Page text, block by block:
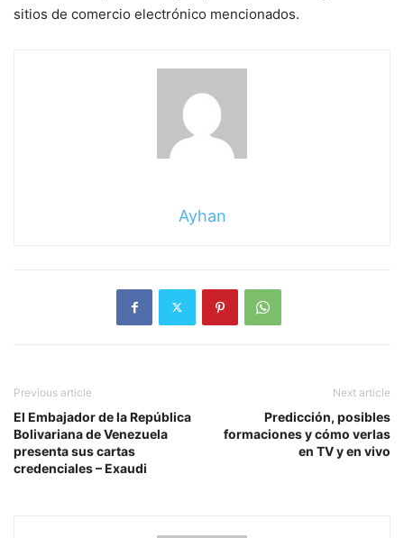
sitios de comercio electrónico mencionados.
Ayhan
Previous article
El Embajador de la República
Bolivariana de Venezuela
presenta sus cartas
credenciales – Exaudi
Next article
Predicción, posibles
formaciones y cómo verlas
en TV y en vivo